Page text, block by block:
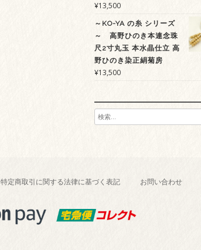
¥13,500
～KO-YA の糸 シリーズ
～ 高野ひのき本連念珠
尺2寸丸玉 本水晶仕立 高
野ひのき染正絹菊房
¥13,500
検
索:
特定商取引に関する法律に基づく表記 お問い合わせ